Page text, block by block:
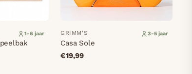
1-6 jaar GRIMM'S 3-5 jaar
Casa Sole
€19,99